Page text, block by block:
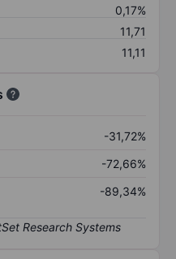
0,17%
11,71
11,11
-31,72%
-72,66%
-89,34%